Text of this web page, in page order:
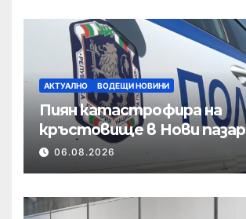
АКТУАЛНО ВОДЕЩИ НОВИНИ
Пиян катастрофира на
кръстовище в Нови пазар
06.08.2026